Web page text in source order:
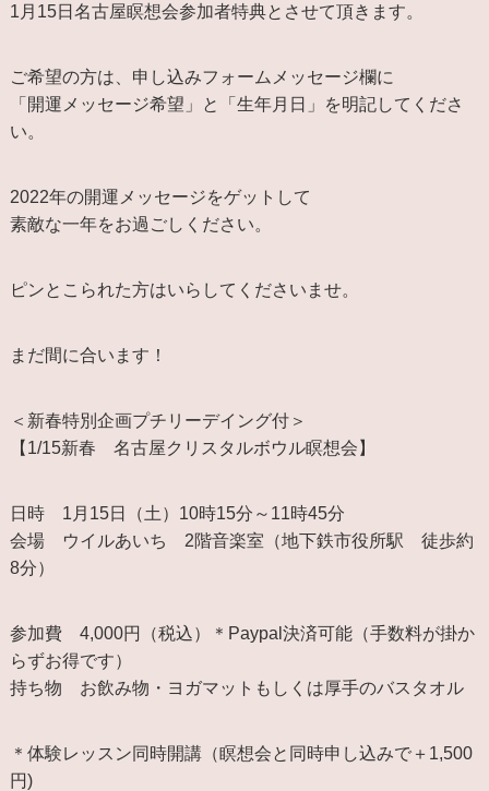
1月15日名古屋瞑想会参加者特典とさせて頂きます。
ご希望の方は、申し込みフォームメッセージ欄に
「開運メッセージ希望」と「生年月日」を明記してくださ
い。
2022年の開運メッセージをゲットして
素敵な一年をお過ごしください。
ピンとこられた方はいらしてくださいませ。
まだ間に合います！
＜新春特別企画プチリーデイング付＞
【1/15新春 名古屋クリスタルボウル瞑想会】
日時 1月15日（土）10時15分～11時45分
会場 ウイルあいち 2階音楽室（地下鉄市役所駅 徒歩約
8分）
参加費 4,000円（税込）＊Paypal決済可能（手数料が掛か
らずお得です）
持ち物 お飲み物・ヨガマットもしくは厚手のバスタオル
＊体験レッスン同時開講（瞑想会と同時申し込みで＋1,500
円)